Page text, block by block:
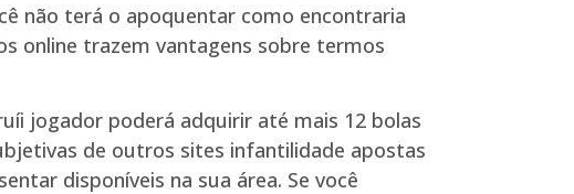
não terá o apoquentar como encontraria
online trazem vantagens sobre termos
jogador poderá adquirir até mais 12 bolas
de outros sites infantilidade apostas
disponíveis na sua área. Se você